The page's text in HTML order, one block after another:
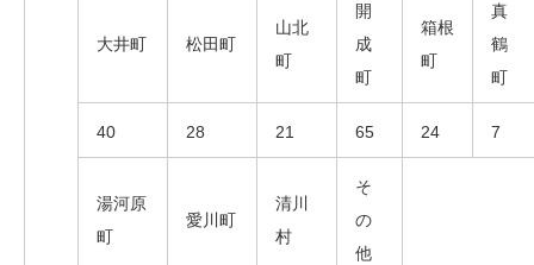
大井町 松田町
山北
町
開
成
町
箱根
町
真
鶴
町
40 28 21 65 24 7
湯河原
町
愛川町
清川
村
そ
の
他